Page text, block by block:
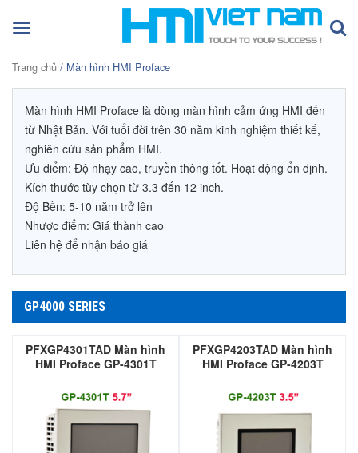
Toggle
Trang chủ / Màn hình HMI Proface
Màn hình HMI Proface là dòng màn hình cảm ứng HMI đến
từ Nhật Bản. Với tuổi đời trên 30 năm kinh nghiệm thiết kế,
nghiên cứu sản phẩm HMI.
Ưu điểm: Độ nhạy cao, truyền thông tốt. Hoạt động ổn định.
Kích thước tùy chọn từ 3.3 đến 12 inch.
Độ Bền: 5-10 năm trở lên
Nhược điểm: Giá thành cao
Liên hệ để nhận báo giá
GP4000 SERIES
PFXGP4301TAD Màn hình
HMI Proface GP-4301T
PFXGP4203TAD Màn hình
HMI Proface GP-4203T